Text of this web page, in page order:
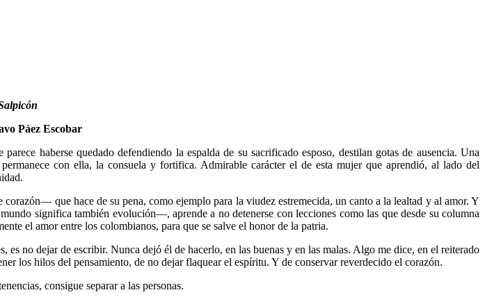
Páez Escobar
haberse quedado defendiendo la espalda de su sacrificado esposo, destilan gotas de ausencia. Una
con ella, la consuela y fortifica. Admirable carácter el de esta mujer que aprendió, al lado del
que hace de su pena, como ejemplo para la viudez estremecida, un canto a la lealtad y al amor. Y
significa también evolución—, aprende a no detenerse con lecciones como las que desde su columna
el amor entre los colombianos, para que se salve el honor de la patria.
no dejar de escribir. Nunca dejó él de hacerlo, en las buenas y en las malas. Algo me dice, en el reiterado
los hilos del pensamiento, de no dejar flaquear el espíritu. Y de conservar reverdecido el corazón.
consigue separar a las per­sonas.